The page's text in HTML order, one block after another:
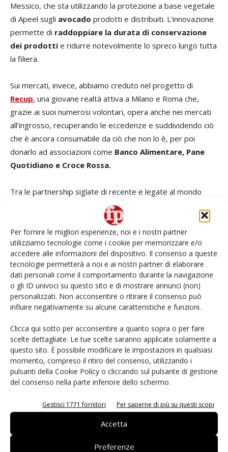
Per fornire le migliori esperienze, noi e i nostri partner
utilizziamo tecnologie come i cookie per memorizzare e/o
accedere alle informazioni del dispositivo. Il consenso a queste
tecnologie permetterà a noi e ai nostri partner di elaborare
dati personali come il comportamento durante la navigazione
o gli ID univoci su questo sito e di mostrare annunci (non)
personalizzati. Non acconsentire o ritirare il consenso può
influire negativamente su alcune caratteristiche e funzioni.
Clicca qui sotto per acconsentire a quanto sopra o per fare
scelte dettagliate. Le tue scelte saranno applicate solamente a
questo sito. È possibile modificare le impostazioni in qualsiasi
momento, compreso il ritiro del consenso, utilizzando i
pulsanti della Cookie Policy o cliccando sul pulsante di gestione
del consenso nella parte inferiore dello schermo.
Gestisci 1771 fornitori Per saperne di più su questi scopi
Accetta
Preferenze
Messico, che sta utilizzando la protezione a base vegetale
di Apeel sugli avocado prodotti e distribuiti. L’innovazione
permette di raddoppiare la durata di conservazione
dei prodotti e ridurre notevolmente lo spreco lungo tutta
la filiera.
Sui mercati, invece, abbiamo creduto nel progetto di
Recup, una giovane realtà attiva a Milano e Roma che,
grazie ai suoi numerosi volontari, opera anche nei mercati
all’ingrosso, recuperando le eccedenze e suddividendo ciò
che è ancora consumabile da ciò che non lo è, per poi
donarlo ad associazioni come Banco Alimentare, Pane
Quotidiano e Croce Rossa.
Tra le partnership siglate di recente e legate al mondo
della lotta allo spreco, infine, c’è quella con
. Attiva sulle piazze di Milano, Verona e Pescara, la
collaborazione si è fortificata nei mesi con l’obiettivo
studiare insieme nuove attività congiunte e allargare il
perimetro anche agli altri paesi europei in cui il Gruppo
opera. Siamo stati molto felici di aver aderito al loro Patto
contro lo spreco alimentare e aver condiviso anche con
loro il nostro eventoReflection. L’installazione, realizzata
nel maggio di quest’anno a Milano, è stato il nostro
progetto di comunicazione e sostenibilità 2022, e aveva
l’obiettivo di informare e sensibilizzare le persone sul tema
dello spreco alimentare attraverso un’esperienza
immersiva e l’incontro con i volontari di Banco Alimentare,
Pane Quotidiano e Recup
Dal fresco in edicola a quello in autogrill: qual
è la strategia di distribuzione nei diversi
canali?